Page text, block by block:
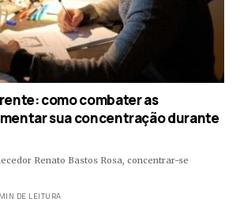
como combater as
sua concentração durante
Renato Bastos Rosa, concentrar-se
DE LEITURA